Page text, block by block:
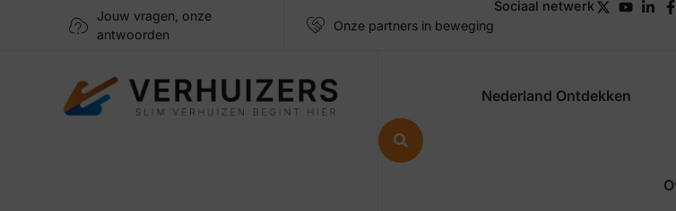
Jouw vragen, onze
antwoorden
Onze partners in beweging
Sociaal netwerk
Nederland Ontdekken